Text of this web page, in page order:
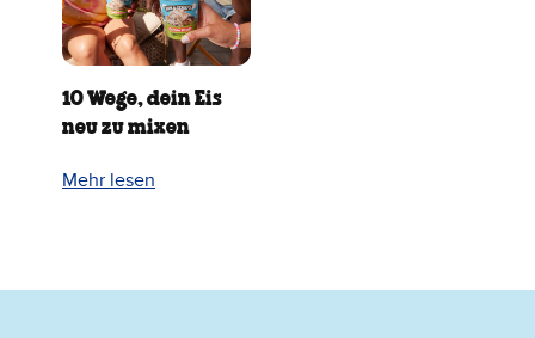
10 Wege, dein Eis
neu zu mixen
Mehr lesen